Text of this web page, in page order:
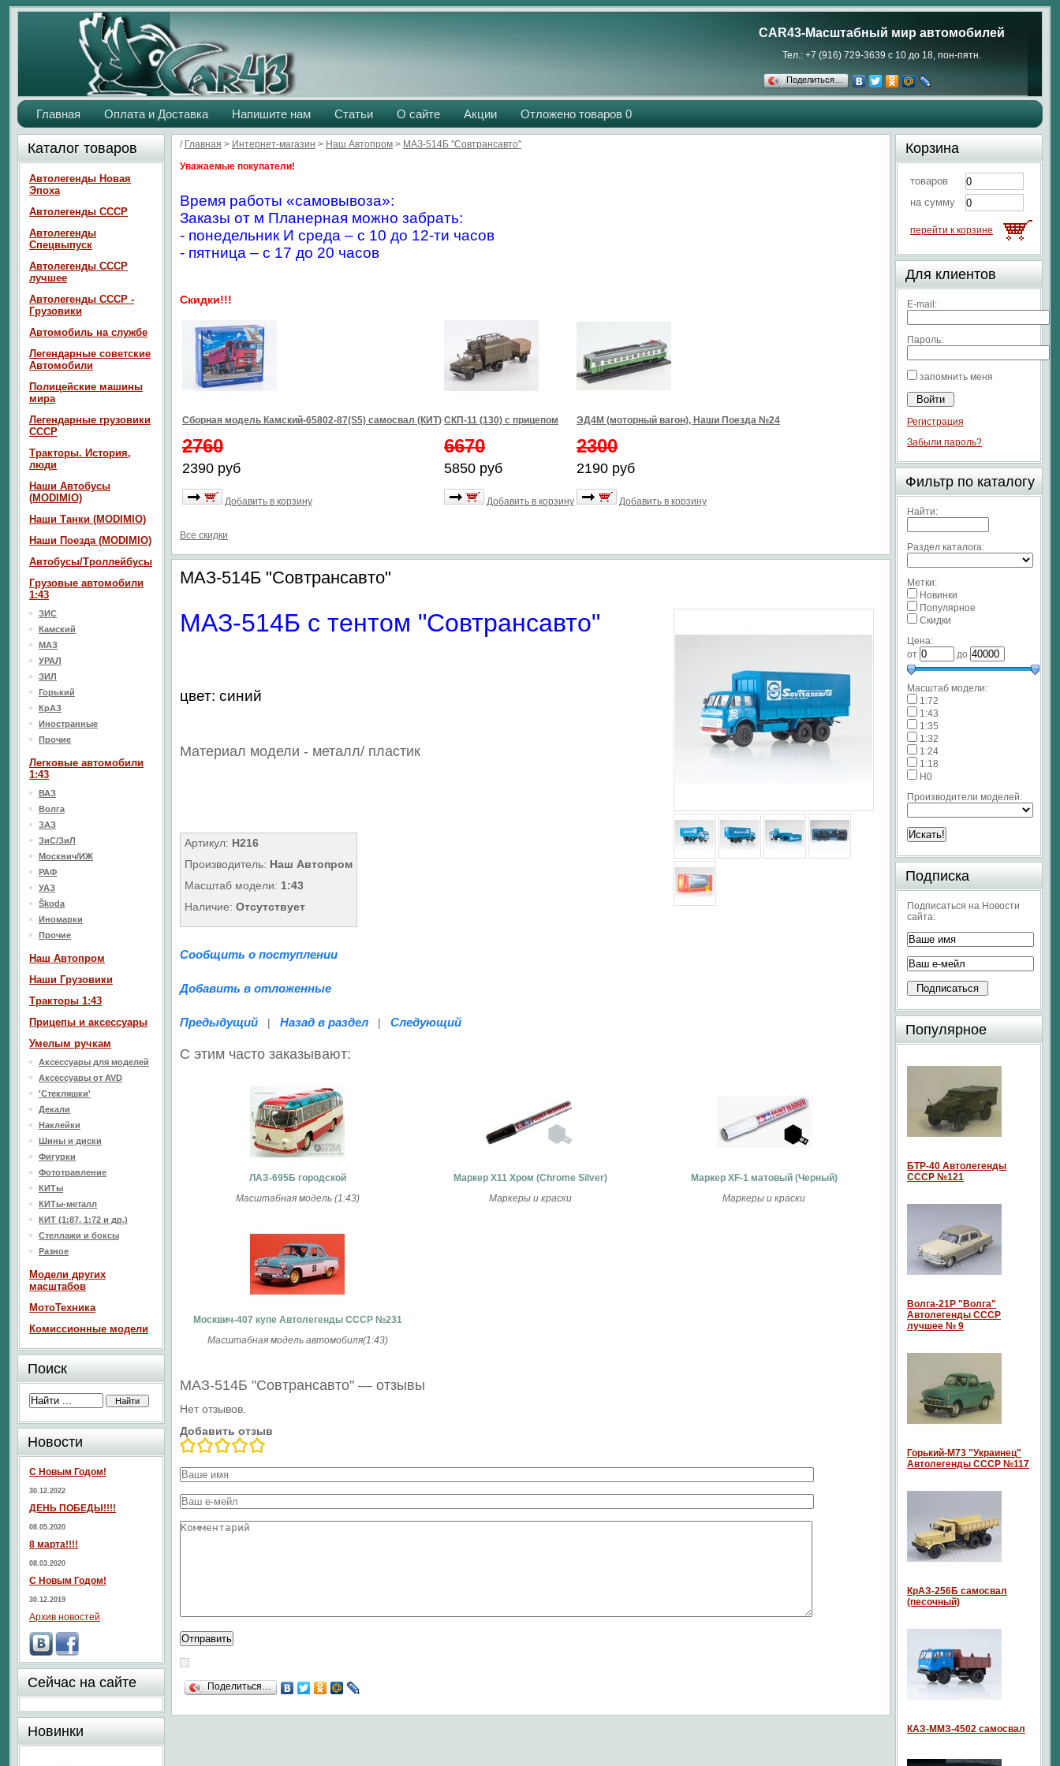
CAR43-Масштабный мир автомобилей
Тел.: +7 (916) 729-3639 с 10 до 18, пон-пятн.
Поделиться…
Главная Оплата и Доставка Напишите нам Статьи О сайте Акции Отложено товаров 0
/ Главная > Интернет-магазин > Наш Aвтопром > МАЗ-514Б "Совтрансавто"
Уважаемые покупатели!
Время работы «самовывоза»:
Заказы от м Планерная можно забрать:
- понедельник И среда – с 10 до 12-ти часов
- пятница – с 17 до 20 часов
Скидки!!!
Сборная модель Камский-65802-87(S5) самосвал (КИТ)
2760
2390 руб
Добавить в корзину
СКП-11 (130) с прицепом
6670
5850 руб
Добавить в корзину
ЭД4М (моторный вагон), Наши Поезда №24
2300
2190 руб
Добавить в корзину
Все скидки
МАЗ-514Б "Совтрансавто"
МАЗ-514Б с тентом "Совтрансавто"
цвет: синий
Материал модели - металл/ пластик
Артикул: Н216
Производитель: Наш Автопром
Масштаб модели: 1:43
Наличие: Отсутствует
Сообщить о поступлении
Добавить в отложенные
Предыдущий | Назад в раздел | Следующий
С этим часто заказывают:
ЛАЗ-695Б городской
Масштабная модель (1:43)
Маркер X11 Хром (Chrome Silver)
Маркеры и краски
Маркер ХF-1 матовый (Черный)
Маркеры и краски
Москвич-407 купе Автолегенды СССР №231
Масштабная модель автомобиля(1:43)
МАЗ-514Б "Совтрансавто" — отзывы
Нет отзывов.
Добавить отзыв
Поделиться…
Каталог товаров
Автолегенды Новая
Эпоха
Автолегенды СССР
Автолегенды
Спецвыпуск
Автолегенды СССР
лучшее
Автолегенды СССР -
Грузовики
Автомобиль на службе
Легендарные советские
Автомобили
Полицейские машины
мира
Легендарные грузовики
СССР
Тракторы. История,
люди
Наши Автобусы
(MODIMIO)
Наши Танки (MODIMIO)
Наши Поезда (MODIMIO)
Автобусы/Троллейбусы
Грузовые автомобили
1:43
ЗИС
Камский
МАЗ
УРАЛ
ЗИЛ
Горький
КрАЗ
Иностранные
Прочие
Легковые автомобили
1:43
ВАЗ
Волга
ЗАЗ
ЗиС/ЗиЛ
Москвич/ИЖ
РАФ
УАЗ
Škoda
Иномарки
Прочие
Наш Aвтопром
Наши Грузовики
Тракторы 1:43
Прицепы и аксессуары
Умелым ручкам
Аксессуары для моделей
Аксессуары от AVD
'Стекляшки'
Декали
Наклейки
Шины и диски
Фигурки
Фототравление
КИТы
КИТы-металл
КИТ (1:87, 1:72 и др.)
Стеллажи и боксы
Разное
Модели других
масштабов
МотоТехника
Комиссионные модели
Поиск
Новости
С Новым Годом!
30.12.2022
ДЕНЬ ПОБЕДЫ!!!!
08.05.2020
8 марта!!!!
08.03.2020
С Новым Годом!
30.12.2019
Архив новостей
Сейчас на сайте
Новинки
Корзина
товаров
на сумму
перейти к корзине
Для клиентов
E-mail:
Пароль:
запомнить меня
Регистрация
Забыли пароль?
Фильтр по каталогу
Найти:
Раздел каталога:
Метки:
Новинки
Популярное
Скидки
Цена:
от
до
Масштаб модели:
1:72
1:43
1:35
1:32
1:24
1:18
H0
Производители моделей:
Подписка
Подписаться на Новости
сайта:
Популярное
БТР-40 Автолегенды
СССР №121
Волга-21P "Волга"
Автолегенды СССР
лучшее № 9
Горький-М73 "Украинец"
Автолегенды СССР №117
КрАЗ-256Б самосвал
(песочный)
КАЗ-ММЗ-4502 самосвал